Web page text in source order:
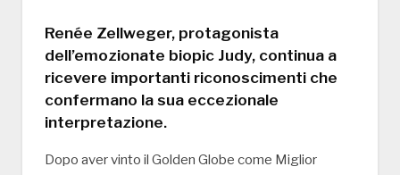
Renée Zellweger, protagonista
dell’emozionate biopic Judy, continua a
ricevere importanti riconoscimenti che
confermano la sua eccezionale
interpretazione.
Dopo aver vinto il Golden Globe come Miglior